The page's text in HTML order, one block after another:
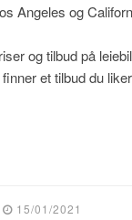
Angeles og
og tilbud på
et tilbud du
15/01/2021